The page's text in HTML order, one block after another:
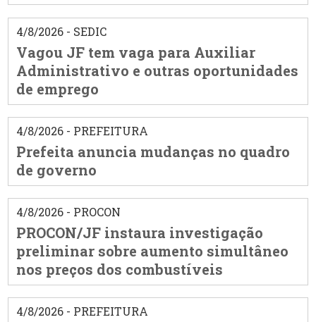
4/8/2026 - SEDIC
Vagou JF tem vaga para Auxiliar
Administrativo e outras oportunidades
de emprego
4/8/2026 - PREFEITURA
Prefeita anuncia mudanças no quadro
de governo
4/8/2026 - PROCON
PROCON/JF instaura investigação
preliminar sobre aumento simultâneo
nos preços dos combustíveis
4/8/2026 - PREFEITURA